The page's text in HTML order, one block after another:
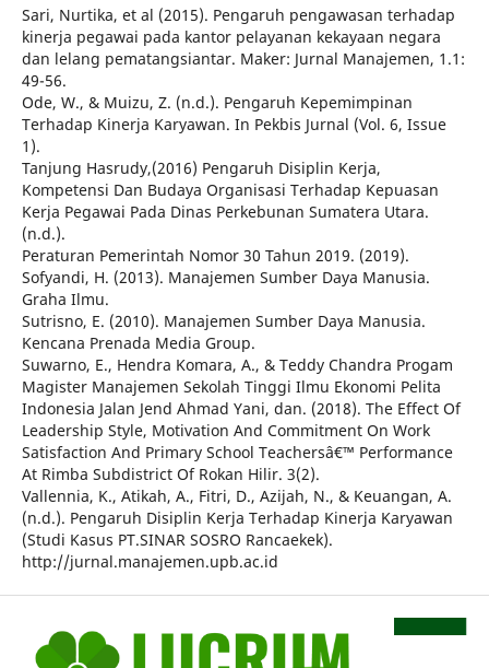
Sari, Nurtika, et al (2015). Pengaruh pengawasan terhadap
kinerja pegawai pada kantor pelayanan kekayaan negara
dan lelang pematangsiantar. Maker: Jurnal Manajemen, 1.1:
49-56.
Ode, W., & Muizu, Z. (n.d.). Pengaruh Kepemimpinan
Terhadap Kinerja Karyawan. In Pekbis Jurnal (Vol. 6, Issue
1).
Tanjung Hasrudy,(2016) Pengaruh Disiplin Kerja,
Kompetensi Dan Budaya Organisasi Terhadap Kepuasan
Kerja Pegawai Pada Dinas Perkebunan Sumatera Utara.
(n.d.).
Peraturan Pemerintah Nomor 30 Tahun 2019. (2019).
Sofyandi, H. (2013). Manajemen Sumber Daya Manusia.
Graha Ilmu.
Sutrisno, E. (2010). Manajemen Sumber Daya Manusia.
Kencana Prenada Media Group.
Suwarno, E., Hendra Komara, A., & Teddy Chandra Progam
Magister Manajemen Sekolah Tinggi Ilmu Ekonomi Pelita
Indonesia Jalan Jend Ahmad Yani, dan. (2018). The Effect Of
Leadership Style, Motivation And Commitment On Work
Satisfaction And Primary School Teachersâ€™ Performance
At Rimba Subdistrict Of Rokan Hilir. 3(2).
Vallennia, K., Atikah, A., Fitri, D., Azijah, N., & Keuangan, A.
(n.d.). Pengaruh Disiplin Kerja Terhadap Kinerja Karyawan
(Studi Kasus PT.SINAR SOSRO Rancaekek).
http://jurnal.manajemen.upb.ac.id